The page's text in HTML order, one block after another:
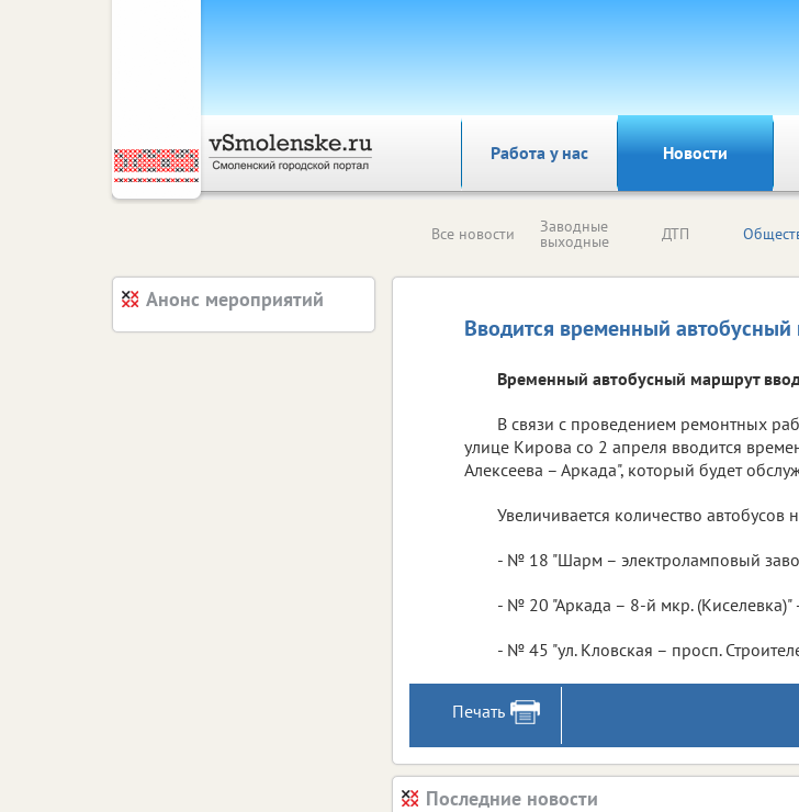
Работа у нас Новости
Все новости Заводные
выходные ДТП
Вводится временный
Временный автобусный маршрут
В связи с проведением ремонтных
улице Кирова со 2 апреля вводится
Алексеева – Аркада", который будет
Увеличивается количество автобусов
- № 18 "Шарм – электроламповый
- № 20 "Аркада – 8-й мкр.
- № 45 "ул. Кловская – просп.
Печать
Последние новости
Анонс мероприятий